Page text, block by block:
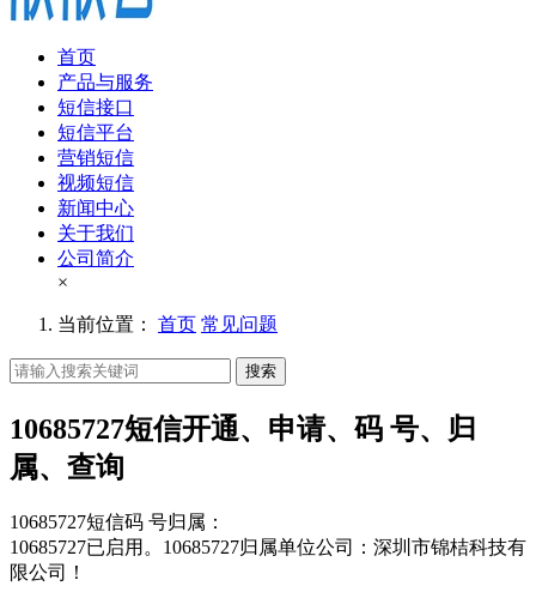
首页
产品与服务
短信接口
短信平台
营销短信
视频短信
新闻中心
关于我们
公司简介
×
当前位置： 首页 常见问题
搜索
10685727短信开通、申请、码 号、归
属、查询
10685727短信码 号归属：
10685727已启用。10685727归属单位公司：深圳市锦桔科技有
限公司！